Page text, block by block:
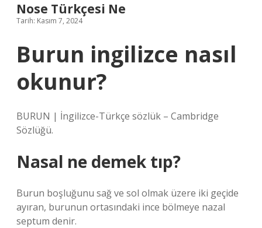
Nose Türkçesi Ne
Tarih: Kasım 7, 2024
Burun ingilizce nasıl
okunur?
BURUN | İngilizce-Türkçe sözlük – Cambridge
Sözlüğü.
Nasal ne demek tıp?
Burun boşluğunu sağ ve sol olmak üzere iki geçide
ayıran, burunun ortasındaki ince bölmeye nazal
septum denir.